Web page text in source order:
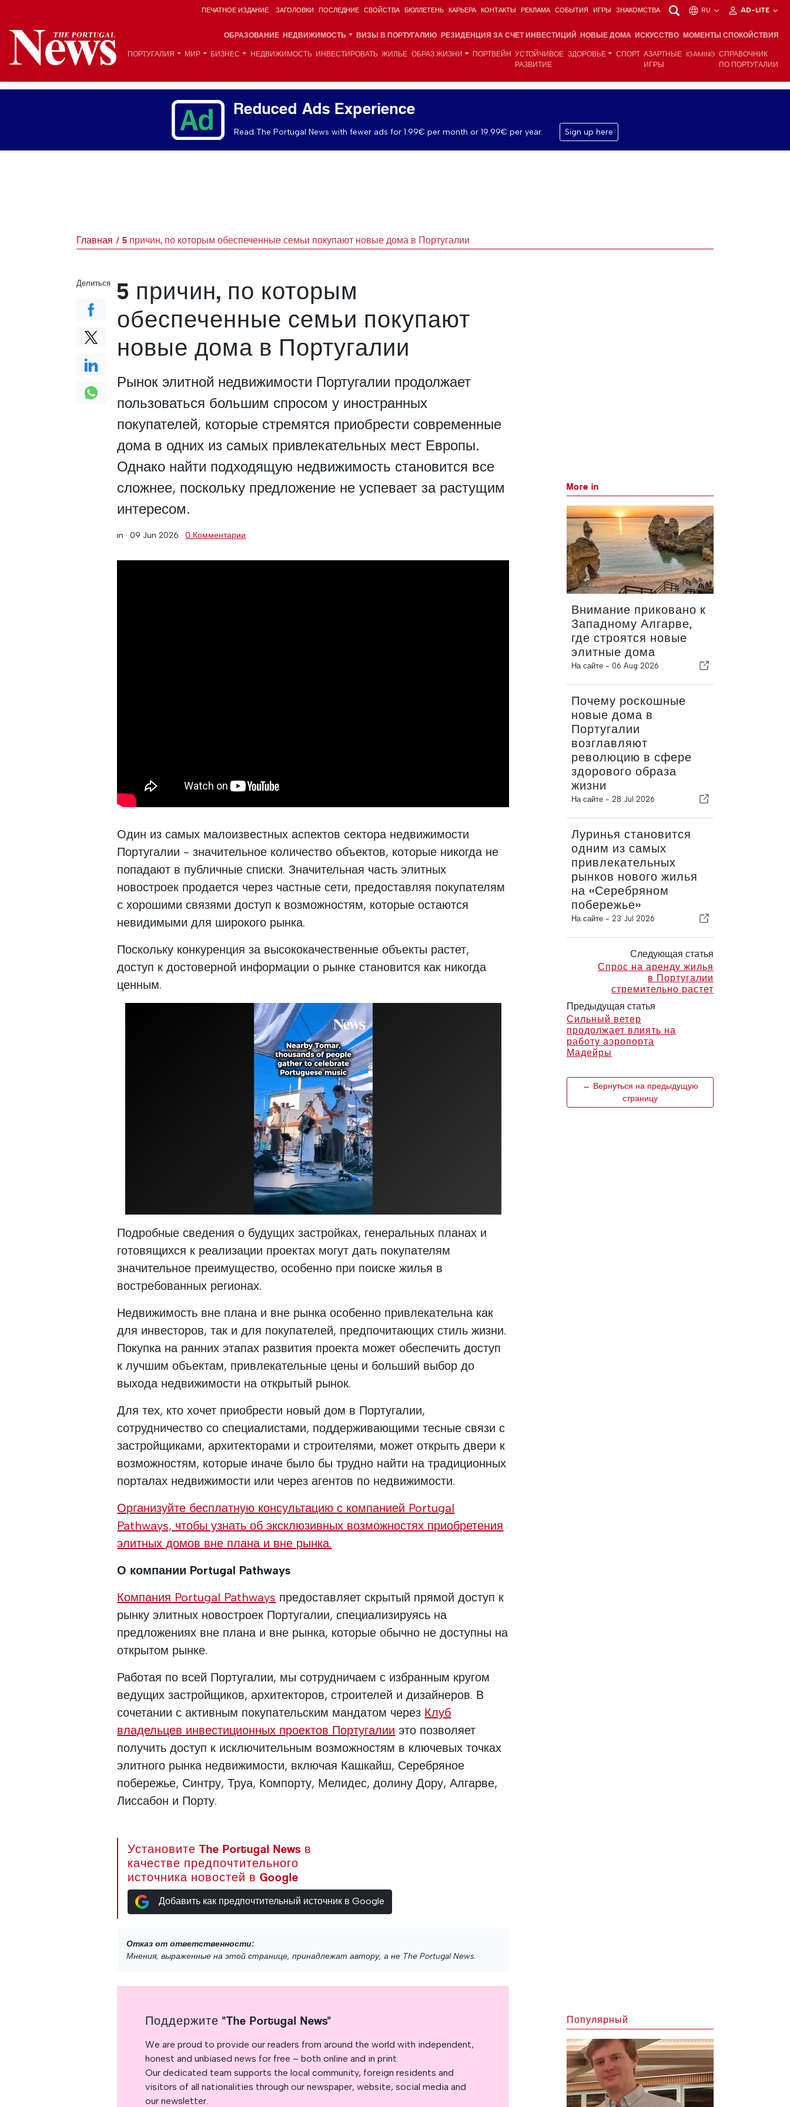
ПЕЧАТНОЕ ИЗДАНИЕ ЗАГОЛОВКИ ПОСЛЕДНИЕ СВОЙСТВА БЮЛЛЕТЕНЬ КАРЬЕРА КОНТАКТЫ РЕКЛАМА СОБЫТИЯ ИГРЫ ЗНАКОМСТВА RU AD-LITE
ОБРАЗОВАНИЕ НЕДВИЖИМОСТЬ ВИЗЫ В ПОРТУГАЛИЮ РЕЗИДЕНЦИЯ ЗА СЧЕТ ИНВЕСТИЦИЙ НОВЫЕ ДОМА ИСКУССТВО МОМЕНТЫ СПОКОЙСТВИЯ
ПОРТУГАЛИЯ МИР БИЗНЕС НЕДВИЖИМОСТЬ ИНВЕСТИРОВАТЬ ЖИЛЬЕ ОБРАЗ ЖИЗНИ ПОРТВЕЙН УСТОЙЧИВОЕ
РАЗВИТИЕ
ЗДОРОВЬЕ СПОРТ АЗАРТНЫЕ
ИГРЫ
IGAMING СПРАВОЧНИК
ПО ПОРТУГАЛИИ
Reduced Ads Experience
Read The Portugal News with fewer ads for 1.99€ per month or 19.99€ per year. Sign up here
Главная 5 причин, по которым обеспеченные семьи покупают новые дома в Португалии
5 причин, по которым
обеспеченные семьи покупают
новые дома в Португалии
Рынок элитной недвижимости Португалии продолжает
пользоваться большим спросом у иностранных
покупателей, которые стремятся приобрести современные
дома в одних из самых привлекательных мест Европы.
Однако найти подходящую недвижимость становится все
сложнее, поскольку предложение не успевает за растущим
интересом.
in ·09 Jun 2026 ·0 Комментарии
Один из самых малоизвестных аспектов сектора недвижимости
Португалии - значительное количество объектов, которые никогда не
попадают в публичные списки. Значительная часть элитных
новостроек продается через частные сети, предоставляя покупателям
с хорошими связями доступ к возможностям, которые остаются
невидимыми для широкого рынка.
Поскольку конкуренция за высококачественные объекты растет,
доступ к достоверной информации о рынке становится как никогда
ценным.
Подробные сведения о будущих застройках, генеральных планах и
готовящихся к реализации проектах могут дать покупателям
значительное преимущество, особенно при поиске жилья в
востребованных регионах.
Недвижимость вне плана и вне рынка особенно привлекательна как
для инвесторов, так и для покупателей, предпочитающих стиль жизни.
Покупка на ранних этапах развития проекта может обеспечить доступ
к лучшим объектам, привлекательные цены и больший выбор до
выхода недвижимости на открытый рынок.
Для тех, кто хочет приобрести новый дом в Португалии,
сотрудничество со специалистами, поддерживающими тесные связи с
застройщиками, архитекторами и строителями, может открыть двери к
возможностям, которые иначе было бы трудно найти на традиционных
порталах недвижимости или через агентов по недвижимости.
Организуйте бесплатную консультацию с компанией Portugal
Pathways, чтобы узнать об эксклюзивных возможностях приобретения
элитных домов вне плана и вне рынка.
О компании Portugal Pathways
Компания Portugal Pathways предоставляет скрытый прямой доступ к
рынку элитных новостроек Португалии, специализируясь на
предложениях вне плана и вне рынка, которые обычно не доступны на
открытом рынке.
Работая по всей Португалии, мы сотрудничаем с избранным кругом
ведущих застройщиков, архитекторов, строителей и дизайнеров. В
сочетании с активным покупательским мандатом через Клуб
владельцев инвестиционных проектов Португалии это позволяет
получить доступ к исключительным возможностям в ключевых точках
элитного рынка недвижимости, включая Кашкайш, Серебряное
побережье, Синтру, Труа, Компорту, Мелидес, долину Дору, Алгарве,
Лиссабон и Порту.
Установите The Portugal News в
качестве предпочтительного
источника новостей в Google
Добавить как предпочтительный источник в Google
Отказ от ответственности:
Мнения, выраженные на этой странице, принадлежат автору, а не The Portugal News.
Делиться
More in
Внимание приковано к
Западному Алгарве,
где строятся новые
элитные дома
На сайте - 06 Aug 2026
Почему роскошные
новые дома в
Португалии
возглавляют
революцию в сфере
здорового образа
жизни
На сайте - 28 Jul 2026
Луринья становится
одним из самых
привлекательных
рынков нового жилья
на «Серебряном
побережье»
На сайте - 23 Jul 2026
Следующая статья
Спрос на аренду жилья
в Португалии
стремительно растет
Предыдущая статья
Сильный ветер
продолжает влиять на
работу аэропорта
Мадейры
← Вернуться на предыдущую
страницу
Поддержите "The Portugal News"
We are proud to provide our readers from around the world with independent,
honest and unbiased news for free – both online and in print.
Our dedicated team supports the local community, foreign residents and
visitors of all nationalities through our newspaper, website, social media and
our newsletter.
Популярный